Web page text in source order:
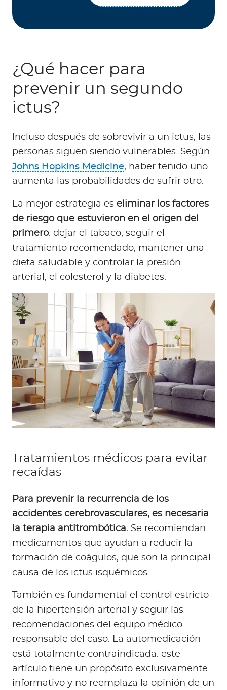
¿Qué hacer para
prevenir un segundo
ictus?
Incluso después de sobrevivir a un ictus, las
personas siguen siendo vulnerables. Según
Johns Hopkins Medicine, haber tenido uno
aumenta las probabilidades de sufrir otro.
La mejor estrategia es eliminar los factores
de riesgo que estuvieron en el origen del
primero: dejar el tabaco, seguir el
tratamiento recomendado, mantener una
dieta saludable y controlar la presión
arterial, el colesterol y la diabetes.
Tratamientos médicos para evitar
recaídas
Para prevenir la recurrencia de los
accidentes cerebrovasculares, es necesaria
la terapia antitrombótica. Se recomiendan
medicamentos que ayudan a reducir la
formación de coágulos, que son la principal
causa de los ictus isquémicos.
También es fundamental el control estricto
de la hipertensión arterial y seguir las
recomendaciones del equipo médico
responsable del caso. La automedicación
está totalmente contraindicada: este
artículo tiene un propósito exclusivamente
informativo y no reemplaza la opinión de un